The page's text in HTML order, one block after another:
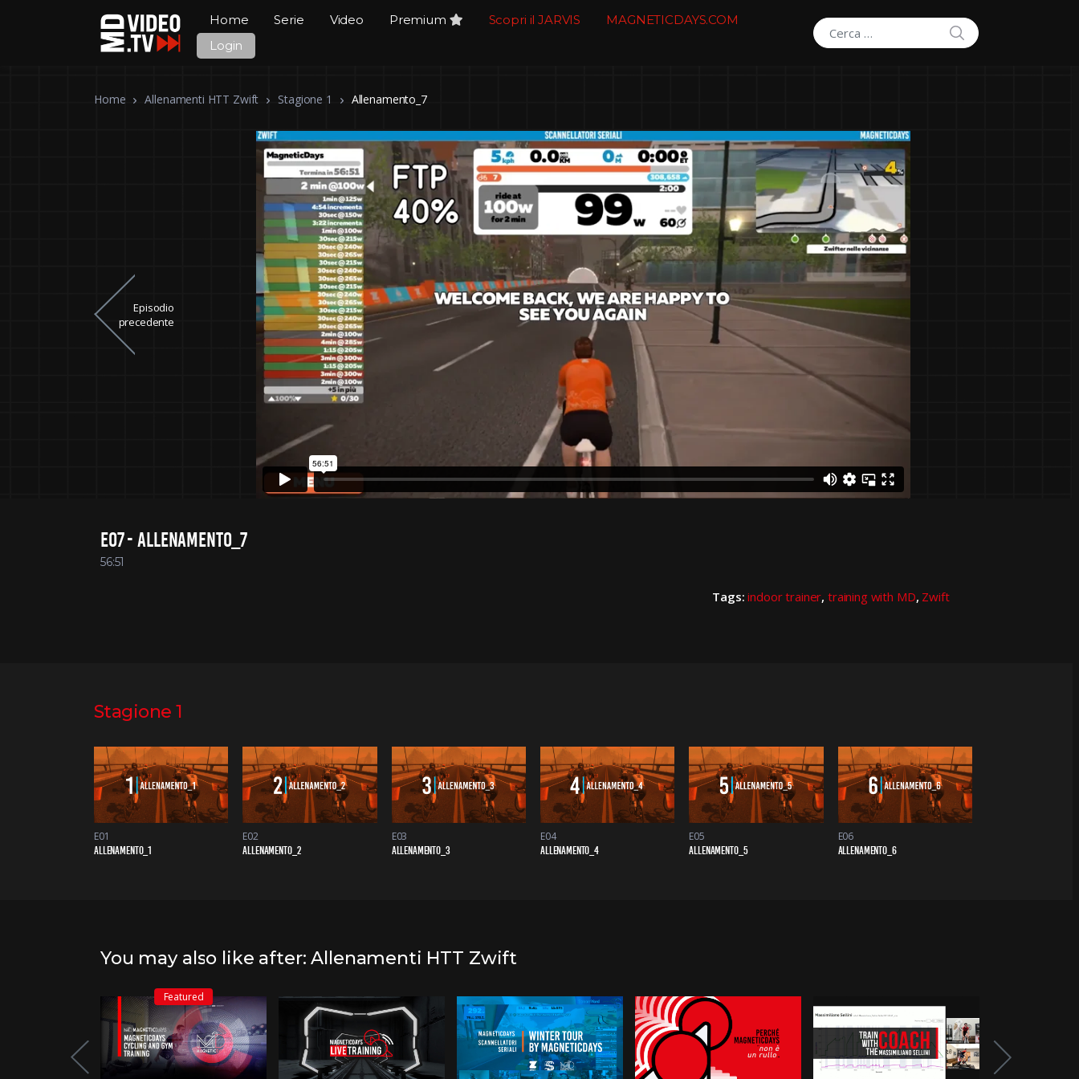
Home Serie Video Premium Scopri il JARVIS
MAGNETICDAYS.COM
Login
Search for:
SEARCH
Home Allenamenti HTT Zwift Stagione 1 Allenamento_7
Episodio
precedente
E07 - ALLENAMENTO_7
56:51
Tags:indoor trainer, training with MD, Zwift
Stagione 1
E01
ALLENAMENTO_1
E02
ALLENAMENTO_2
E03
ALLENAMENTO_3
E04
ALLENAMENTO_4
E05
ALLENAMENTO_5
E06
ALLENAMENTO_6
You may also like after: Allenamenti HTT Zwift
Featured